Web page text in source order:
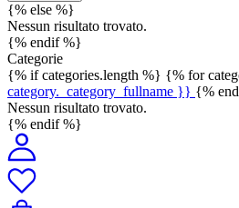
{% else %}
Nessun risultato trovato.
{% endif %}
Categorie
{% if categories.length %} {% for
category._category_fullname }} {%
Nessun risultato trovato.
{% endif %}